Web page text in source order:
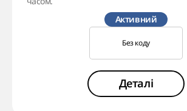
Активний
Без коду
Деталі